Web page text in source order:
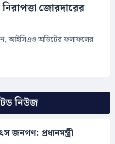
নিউজ
জনগণ: প্রধানমন্ত্রী
জোরদারের
আইসিএও অডিটের ফলাফলের